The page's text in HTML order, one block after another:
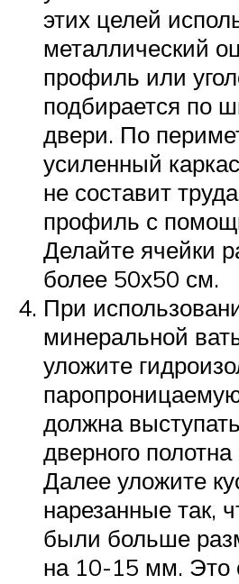
этих целей
металлический
профиль или
подбирается по
двери. По
усиленный
не составит
профиль с
Делайте ячейки
более 50х50 см.
При
минеральной
уложите
должна
дверного
Далее уложите
нарезанные так,
были больше
на 10-15 мм. Это